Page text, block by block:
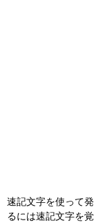
速記文字を使って
るには速記文字を